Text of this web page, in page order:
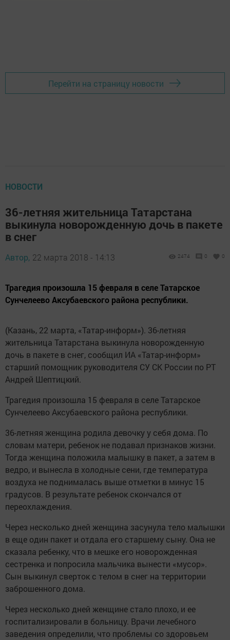
Перейти на страницу новости
НОВОСТИ
36-летняя жительница Татарстана
выкинула новорожденную дочь в пакете
в снег
Автор, 22 марта 2018 - 14:13 2474 0 0
Трагедия произошла 15 февраля в селе Татарское
Сунчелеево Аксубаевского района республики.
(Казань, 22 марта, «Татар-информ»). 36-летняя
жительница Татарстана выкинула новорожденную
дочь в пакете в снег, сообщил ИА «Татар-информ»
старший помощник руководителя СУ СК России по РТ
Андрей Шептицкий.
Трагедия произошла 15 февраля в селе Татарское
Сунчелеево Аксубаевского района республики.
36-летняя женщина родила девочку у себя дома. По
словам матери, ребенок не подавал признаков жизни.
Тогда женщина положила малышку в пакет, а затем в
ведро, и вынесла в холодные сени, где температура
воздуха не поднималась выше отметки в минус 15
градусов. В результате ребенок скончался от
переохлаждения.
Через несколько дней женщина засунула тело малышки
в еще один пакет и отдала его старшему сыну. Она не
сказала ребенку, что в мешке его новорожденная
сестренка и попросила мальчика вынести «мусор».
Сын выкинул сверток с телом в снег на территории
заброшенного дома.
Через несколько дней женщине стало плохо, и ее
госпитализировали в больницу. Врачи лечебного
заведения определили, что проблемы со здоровьем